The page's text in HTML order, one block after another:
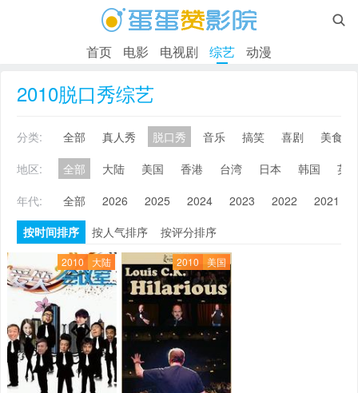

首页 电影 电视剧 综艺 动漫
2010脱口秀综艺
分类: 全部 真人秀 脱口秀 音乐 搞笑 喜剧
美食
地区:
全部 大陆 美国 香港 台湾 日本 韩国
英
年代:
全部 2026 2025 2024 2023 2022 2021
按时间排序
按人气排序 按评分排序
2010 大陆 2010 美国